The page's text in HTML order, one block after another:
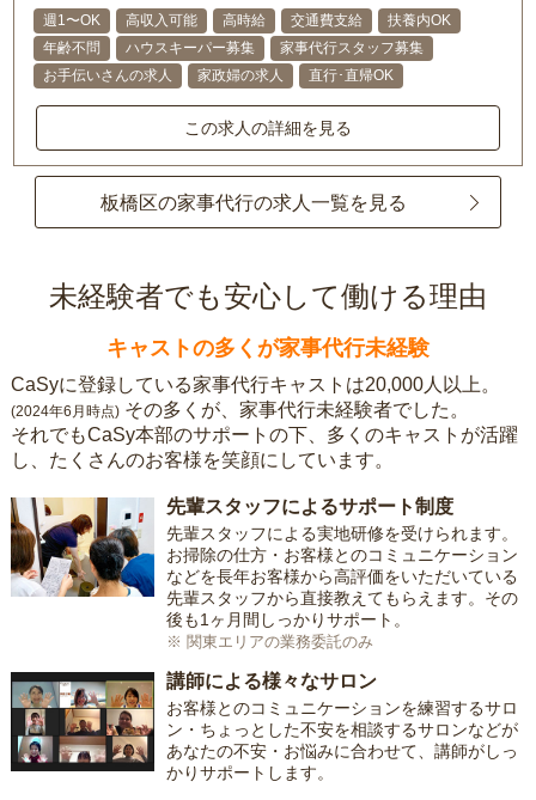
週1〜OK 高収入可能 高時給 交通費支給
扶養内OK
年齢不問
ハウスキーパー募集
家事代行スタッフ募集
お手伝いさんの求人
家政婦の求人 直行･直帰OK
この求人の詳細を見る
板橋区の家事代行の求人一覧を見る
未経験者でも安心して働ける理由
キャストの多くが家事代行未経験
CaSyに登録している家事代行キャストは20,000人以上。
(2024年6月時点) その多くが、家事代行未経験者でした。
それでもCaSy本部のサポートの下、多くのキャストが活躍
し、たくさんのお客様を笑顔にしています。
先輩スタッフによるサポート制度
先輩スタッフによる実地研修を受けられます。
お掃除の仕方・お客様とのコミュニケーション
などを長年お客様から高評価をいただいている
先輩スタッフから直接教えてもらえます。その
後も1ヶ月間しっかりサポート。
※ 関東エリアの業務委託のみ
講師による様々なサロン
お客様とのコミュニケーションを練習するサロ
ン・ちょっとした不安を相談するサロンなどが
あなたの不安・お悩みに合わせて、講師がしっ
かりサポートします。